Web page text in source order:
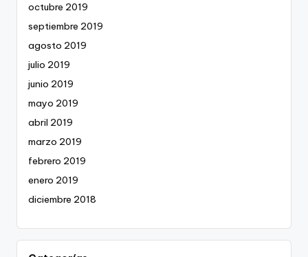
octubre 2019
septiembre 2019
agosto 2019
julio 2019
junio 2019
mayo 2019
abril 2019
marzo 2019
febrero 2019
enero 2019
diciembre 2018